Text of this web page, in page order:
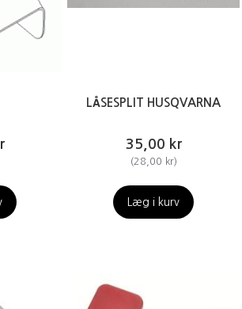
LÅSESPLIT HUSQVARNA
35,00 kr
(28,00 kr)
Læg i kurv